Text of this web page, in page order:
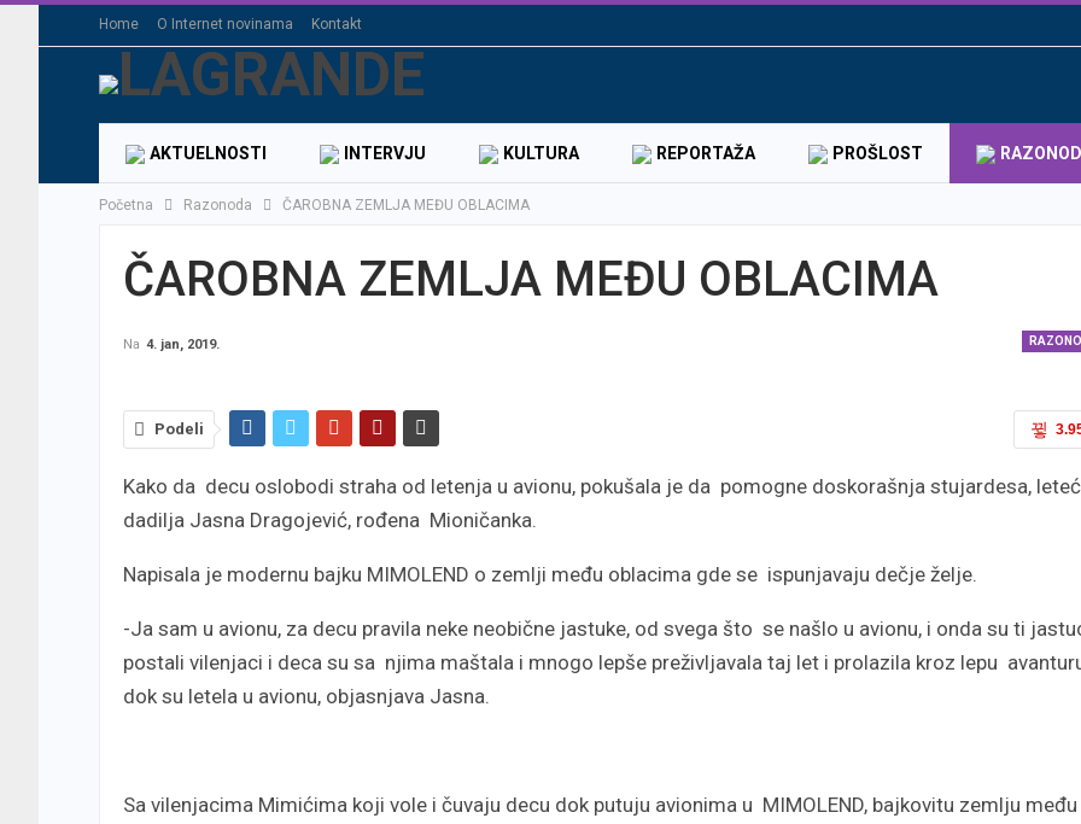
Home O Internet novinama Kontakt
AKTUELNOSTI INTERVJU KULTURA REPORTAŽA PROŠLOST
Početna Razonoda ČAROBNA ZEMLJA MEĐU OBLACIMA
ČAROBNA ZEMLJA MEĐU OBLACIMA
Na 4. jan, 2019.
Podeli
Kako da decu oslobodi straha od letenja u avionu, pokušala je da pomogne doskorašnja stujardesa,
dadilja Jasna Dragojević, rođena Mioničanka.
Napisala je modernu bajku MIMOLEND o zemlji među oblacima gde se ispunjavaju dečje želje.
-Ja sam u avionu, za decu pravila neke neobične jastuke, od svega što se našlo u avionu, i onda su ti
postali vilenjaci i deca su sa njima maštala i mnogo lepše preživljavala taj let i prolazila kroz lepu
dok su letela u avionu, objasnjava Jasna.
Sa vilenjacima Mimićima koji vole i čuvaju decu dok putuju avionima u MIMOLEND, bajkovitu zemlju među